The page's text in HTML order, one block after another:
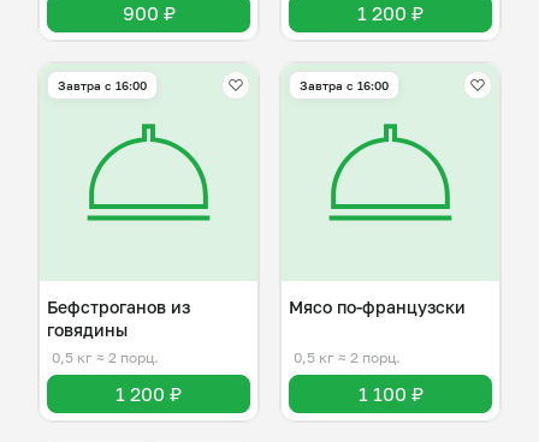
900 ₽ 1 200 ₽
Завтра c 16:00
Бефстроганов из
говядины
0,5 кг ≈ 2 порц.
1 200 ₽
Завтра c 16:00
Мясо по-французски
0,5 кг ≈ 2 порц.
1 100 ₽